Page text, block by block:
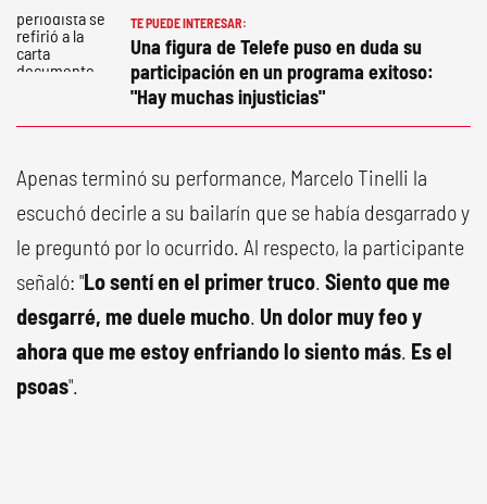
TE PUEDE INTERESAR:
Una figura de Telefe puso en duda su
participación en un programa exitoso:
"Hay muchas injusticias"
Apenas terminó su performance, Marcelo Tinelli la
escuchó decirle a su bailarín que se había desgarrado y
le preguntó por lo ocurrido. Al respecto, la participante
señaló: "Lo sentí en el primer truco. Siento que me
desgarré, me duele mucho. Un dolor muy feo y
ahora que me estoy enfriando lo siento más. Es el
psoas".